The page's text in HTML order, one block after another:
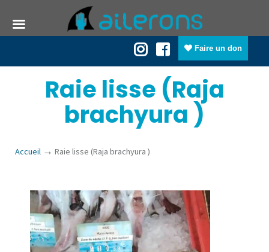
Faire un don
Raie lisse (Raja
brachyura )
Accueil → Raie lisse (Raja brachyura )